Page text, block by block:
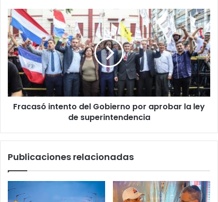
Fracasó intento del Gobierno por aprobar la ley
de superintendencia
Publicaciones relacionadas